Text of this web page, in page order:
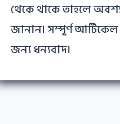
থেকে থাকে তাহলে
জানান। সম্পূর্ণ
জন্য ধন্যবাদ।